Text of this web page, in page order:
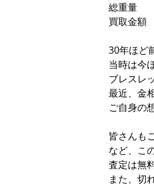
総重
買取金
30年ほど
当時は今
ブレスレ
最近、金
ご自身の
皆さんも
など、こ
査定は無
また、切